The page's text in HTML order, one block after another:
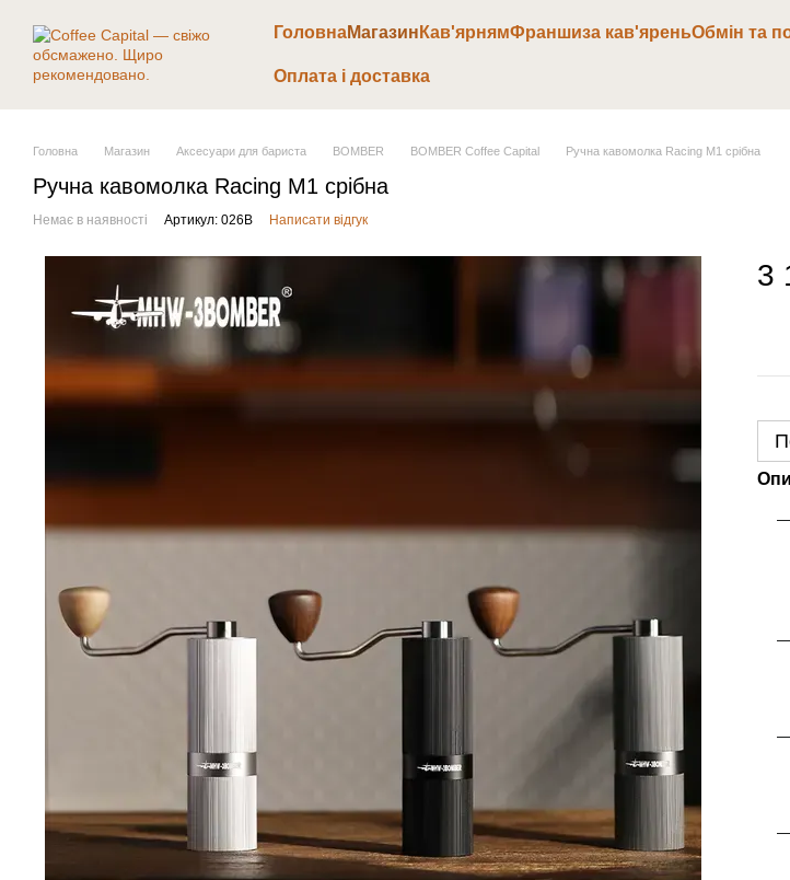
ГоловнаМагазин Кав'ярнямФраншиза кав'яреньОбмін та
Оплата і доставка
Головна Магазин Аксесуари для бариста BOMBER BOMBER Coffee Capital Ручна кавомолка Racing M1 срібна
Ручна кавомолка Racing M1 срібна
Немає в наявності Артикул: 026В Написати відгук
3